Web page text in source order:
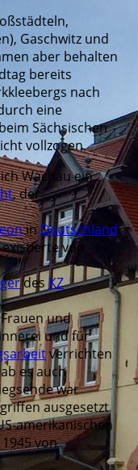
Gaschwitz und
aber behalten
bereits
nach
eine
Sächsischen
vollzogen.
Wachau ein
, der
inDeutschland.
existierte von
desKZ
und
und für
verrichten
es auch
war
ausgesetzt
amerikanischen
von